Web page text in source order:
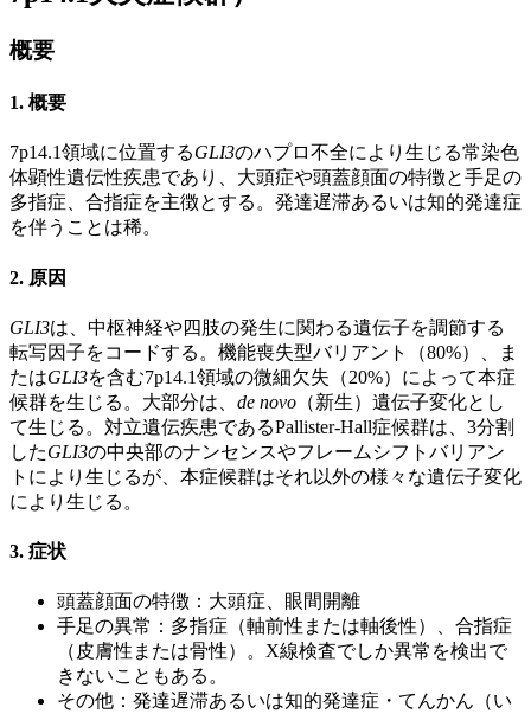
概要
1. 概要
7p14.1領域に位置するGLI3のハプロ不全により生じる常染色
体顕性遺伝性疾患であり、大頭症や頭蓋顔面の特徴と手足の
多指症、合指症を主徴とする。発達遅滞あるいは知的発達症
を伴うことは稀。
2. 原因
GLI3は、中枢神経や四肢の発生に関わる遺伝子を調節する
転写因子をコードする。機能喪失型バリアント（80%）、ま
たはGLI3を含む7p14.1領域の微細欠失（20%）によって本症
候群を生じる。大部分は、 de novo （新生）遺伝子変化とし
て生じる。対立遺伝疾患であるPallister-Hall症候群は、3分割
したGLI3の中央部のナンセンスやフレームシフトバリアン
トにより生じるが、本症候群はそれ以外の様々な遺伝子変化
により生じる。
3. 症状
頭蓋顔面の特徴：大頭症、眼間開離
手足の異常：多指症（軸前性または軸後性）、合指症
（皮膚性または骨性）。X線検査でしか異常を検出で
きないこともある。
その他：発達遅滞あるいは知的発達症・てんかん（い